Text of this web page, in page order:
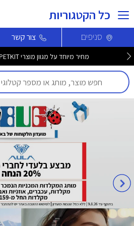
כל הקטגוריות
סניפים צור קשר
מחיר מיוחד על מגוון מוצרי PETKIT לחברי מועדון >>